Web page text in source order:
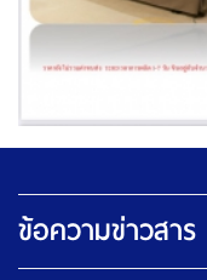
ข้อความข่าวสาร